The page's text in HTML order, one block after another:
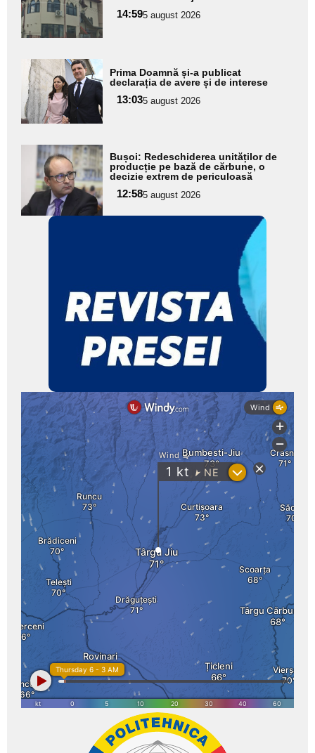
pentru
subtitlu
14:595 august 2026
Adaugă
aici textul
pentru
subtitlu
Prima Doamnă și-a publicat
declarația de avere și de interese
13:035 august 2026
Adaugă
aici textul
pentru
subtitlu
Bușoi: Redeschiderea unităților de
producție pe bază de cărbune, o
decizie extrem de periculoasă
12:585 august 2026